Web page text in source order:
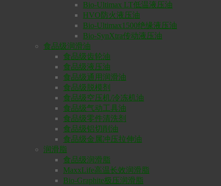
Bio-Ultimax LT低温液压油
HVO防火液压油
Bio-Ultimax1500绝缘液压油
Bio-SynXtra传动液压油
食品级润滑油
食品级齿轮油
食品级液压油
食品级通用润滑油
食品级脱模剂
食品级空压机/冷冻机油
食品级气动工具油
食品级零件清洗剂
食品级铝切削油
食品级金属冲压拉伸油
润滑脂
食品级润滑脂
MaxxLife高温长效润滑脂
Bio-Graphite极压润滑脂